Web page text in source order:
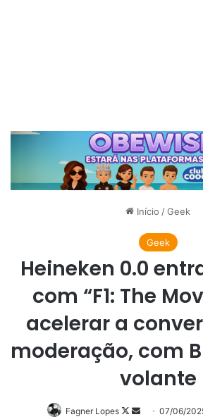
Início /Geek
Geek
Heineken 0.0
com “F1: The
acelerar a
moderação, com
volante
Fagner Lopes
Follow
Mande07/06/